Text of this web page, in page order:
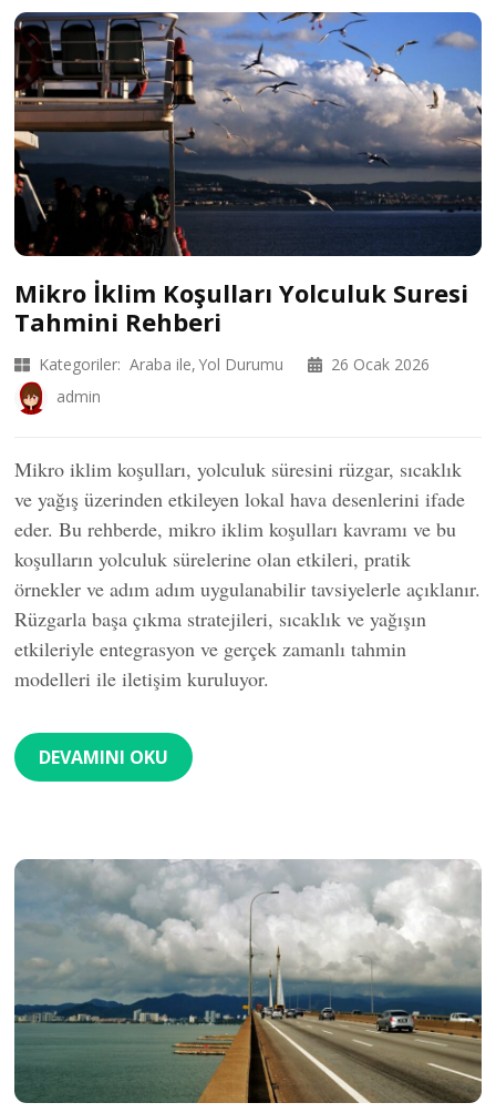
Mikro İklim Koşulları Yolculuk Suresi
Tahmini Rehberi
Kategoriler: Araba ile Yol Durumu
26 Ocak 2026
admin
Mikro iklim koşulları, yolculuk süresini rüzgar, sıcaklık
ve yağış üzerinden etkileyen lokal hava desenlerini ifade
eder. Bu rehberde, mikro iklim koşulları kavramı ve bu
koşulların yolculuk sürelerine olan etkileri, pratik
örnekler ve adım adım uygulanabilir tavsiyelerle açıklanır.
Rüzgarla başa çıkma stratejileri, sıcaklık ve yağışın
etkileriyle entegrasyon ve gerçek zamanlı tahmin
modelleri ile iletişim kuruluyor.
DEVAMINI OKU